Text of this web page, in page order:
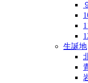
生誕地